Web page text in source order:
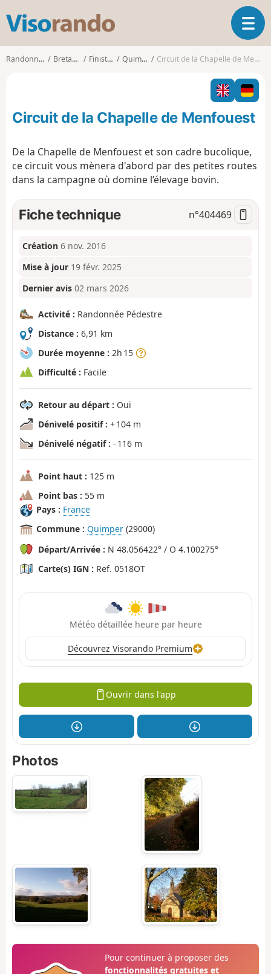
s
o
o
O
u
v
i
r
l
a
v
i
t
Randonnées Bretagne Finistère Quimper Circuit de la Chapelle de Menfouest
Circuit de la Chapelle de Menfouest
De la Chapelle de Menfouest et son cadre bucolique,
ce circuit vous mènera d'abord par des petites routes
dans la campagne où domine l’élevage bovin.
Fiche technique n°404469
Création 6 nov. 2016
Mise à jour 19 févr. 2025
Dernier avis 02 mars 2026
Activité : Randonnée Pédestre
Distance : 6,91 km
Durée moyenne : 2h 15
Difficulté : Facile
Retour au départ : Oui
Dénivelé positif : + 104 m
Dénivelé négatif : - 116 m
Point haut : 125 m
Point bas : 55 m
Pays : France
Commune : Quimper (29000)
Départ/Arrivée : N 48.056422° / O 4.100275°
Carte(s) IGN : Ref. 0518OT
Météo détaillée heure par heure
Découvrez Visorando Premium
Ouvrir dans l'app
Photos
Pour continuer à proposer des
fonctionnalités gratuites et